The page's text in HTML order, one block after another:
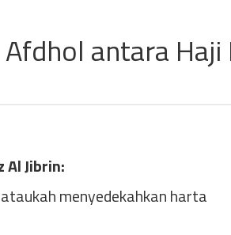
antara
Al Jibrin:
menyedekahkan harta